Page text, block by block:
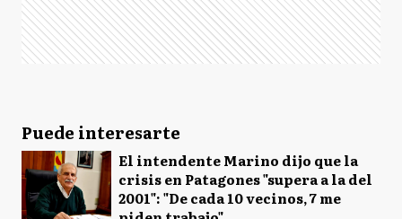
Puede interesarte
El intendente Marino dijo que la
crisis en Patagones "supera a la del
2001": "De cada 10 vecinos, 7 me